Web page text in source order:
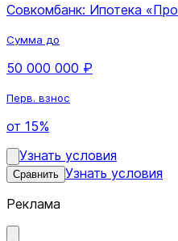
Совкомбанк: Ипотека
Сумма до
50 000 000 ₽
Перв. взнос
от 15%
Узнать условия
Сравнить Узнать условия
Реклама